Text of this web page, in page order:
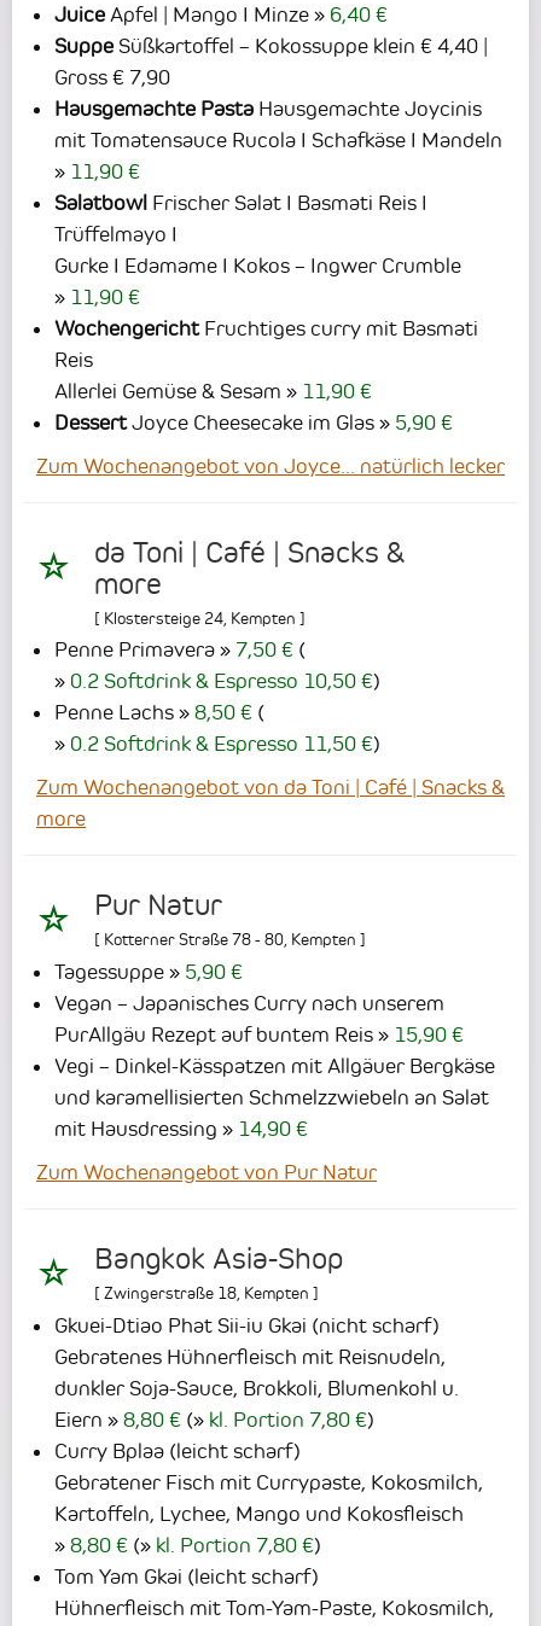
JuiceApfel | Mango I Minze
6,40 €
SuppeSüßkartoffel – Kokossuppe klein € 4,40 |
Gross € 7,90
Hausgemachte Pasta Hausgemachte Joycinis
mit Tomatensauce Rucola I Schafkäse I Mandeln
11,90 €
Salatbowl Frischer Salat I Basmati Reis I
Trüffelmayo I
Gurke I Edamame I Kokos – Ingwer Crumble
11,90 €
WochengerichtFruchtiges curry mit Basmati
Reis
Allerlei Gemüse & Sesam
11,90 €
DessertJoyce Cheesecake im Glas
5,90 €
Zum Wochenangebot von Joyce... natürlich lecker
da Toni | Café | Snacks &
more
[ Klostersteige 24 Kempten ]
Penne Primavera 7,50 € (
0.2 Softdrink & Espresso 10,50 €)
Penne Lachs
8,50 € (
0.2 Softdrink & Espresso 11,50 €)
Zum Wochenangebot von da Toni | Café | Snacks &
more
Pur Natur
[ Kotterner Straße 78 - 80 Kempten ]
Tagessuppe
5,90 €
Vegan – Japanisches Curry nach unserem
PurAllgäu Rezept auf buntem Reis
15,90 €
Vegi – Dinkel-Kässpatzen mit Allgäuer Bergkäse
und karamellisierten Schmelzzwiebeln an Salat
mit Hausdressing
14,90 €
Zum Wochenangebot von Pur Natur
Bangkok Asia-Shop
[ Zwingerstraße 18 Kempten ]
Gkuei-Dtiao Phat Sii-iu Gkai (nicht scharf)
Gebratenes Hühnerfleisch mit Reisnudeln,
dunkler Soja-Sauce, Brokkoli, Blumenkohl u.
Eiern
8,80 € ( kl. Portion 7,80 €)
Curry Bplaa (leicht scharf)
Gebratener Fisch mit Currypaste, Kokosmilch,
Kartoffeln, Lychee, Mango und Kokosfleisch
8,80 € ( kl. Portion 7,80 €)
Tom Yam Gkai (leicht scharf)
Hühnerfleisch mit Tom-Yam-Paste, Kokosmilch,